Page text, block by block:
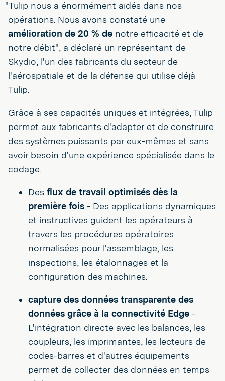
"Tulip nous a énormément aidés dans nos
opérations. Nous avons constaté une
amélioration de 20 % de notre efficacité et de
notre débit", a déclaré un représentant de
Skydio, l'un des fabricants du secteur de
l'aérospatiale et de la défense qui utilise déjà
Tulip.
Grâce à ses capacités uniques et intégrées, Tulip
permet aux fabricants d'adapter et de construire
des systèmes puissants par eux-mêmes et sans
avoir besoin d'une expérience spécialisée dans le
codage.
Des flux de travail optimisés dès la
première fois - Des applications dynamiques
et instructives guident les opérateurs à
travers les procédures opératoires
normalisées pour l'assemblage, les
inspections, les étalonnages et la
configuration des machines.
capture des données transparente des
données grâce à la connectivité Edge -
L'intégration directe avec les balances, les
coupleurs, les imprimantes, les lecteurs de
codes-barres et d'autres équipements
permet de collecter des données en temps